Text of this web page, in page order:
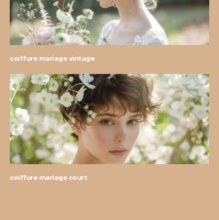
coiffure mariage vintage
coiffure mariage court